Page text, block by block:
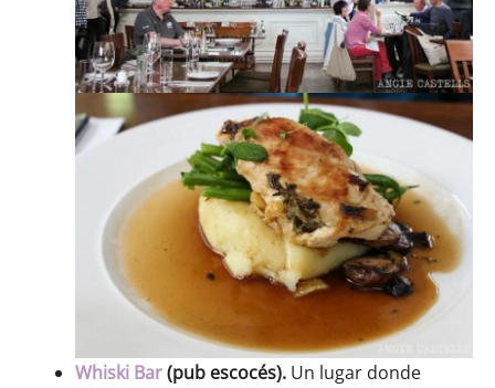
Whiski Bar(pub escocés). Un lugar donde